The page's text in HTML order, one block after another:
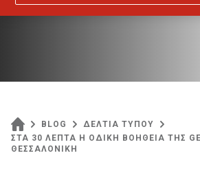
BLOG
ΔΕΛΤΙΑ ΤΥΠΟΥ
ΣΤΑ 30 ΛΕΠΤΑ Η ΟΔΙΚΗ ΒΟΗΘΕΙΑ ΤΗΣ
ΘΕΣΣΑΛΟΝΙΚΗ